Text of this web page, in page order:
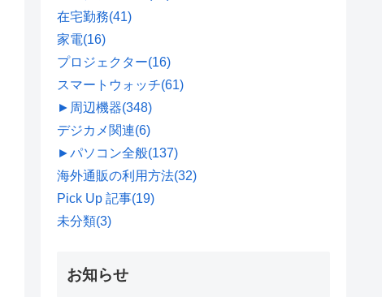
在宅勤務(41)
家電(16)
プロジェクター(16)
スマートウォッチ(61)
► 周辺機器(348)
デジカメ関連(6)
►パソコン全般(137)
海外通販の利用方法(32)
Pick Up 記事(19)
未分類(3)
お知らせ